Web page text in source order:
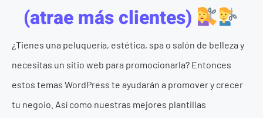
(atrae más clientes)
¿Tienes una peluquería, estética, spa o salón de belleza y
necesitas un sitio web para promocionarla? Entonces
estos temas WordPress te ayudarán a promover y crecer
tu negoio. Así como nuestras mejores plantillas